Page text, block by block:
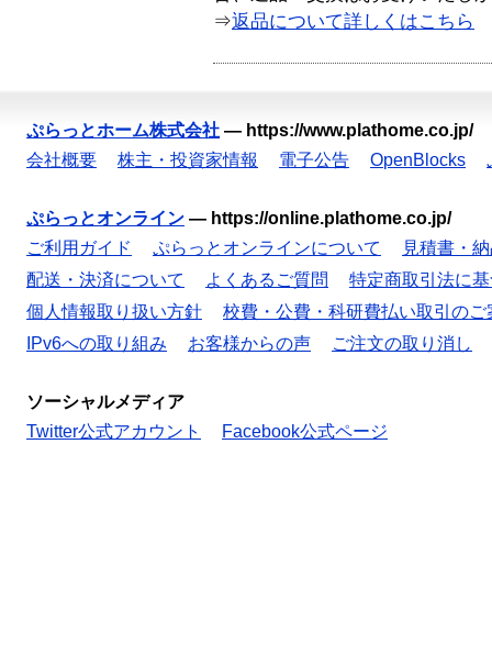
⇒返品について詳しくはこちら
ぷらっとホーム株式会社 — https://www.plathome.co.jp/
会社概要
株主・投資家情報 電子公告 OpenBlocks
ぷらっとオンライン — https://online.plathome.co.jp/
ご利用ガイド
ぷらっとオンラインについて
見積書・
配送・決済について
よくあるご質問
特定商取引法に
個人情報取り扱い方針
校費・公費・科研費払い取引のご
IPv6への取り組み
お客様からの声 ご注文の取り消し
ソーシャルメディア
Twitter公式アカウント
Facebook公式ページ